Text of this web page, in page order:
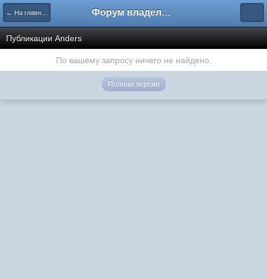
← На главную Форум владельцев интернет-магазинов
Публикации Anders
По вашему запросу ничего не найдено.
Полная версия